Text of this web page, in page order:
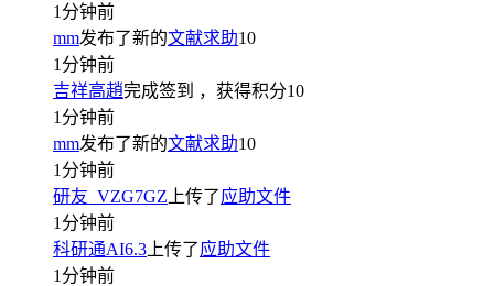
1分钟前
mm发布了新的文献求助10
1分钟前
吉祥高趙完成签到 ，获得积分10
1分钟前
mm发布了新的文献求助10
1分钟前
研友_VZG7GZ 上传了应助文件
1分钟前
科研通AI6.3 上传了应助文件
1分钟前